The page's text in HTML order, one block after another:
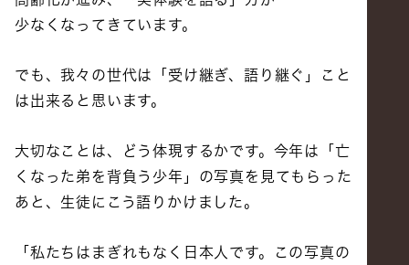
少なくなってきています。
でも、我々の世代は「受け継ぎ、語り継ぐ」こと
は出来ると思います。
大切なことは、どう体現するかです。今年は「亡
くなった弟を背負う少年」の写真を見てもらった
あと、生徒にこう語りかけました。
「私たちはまぎれもなく日本人です。この写真の